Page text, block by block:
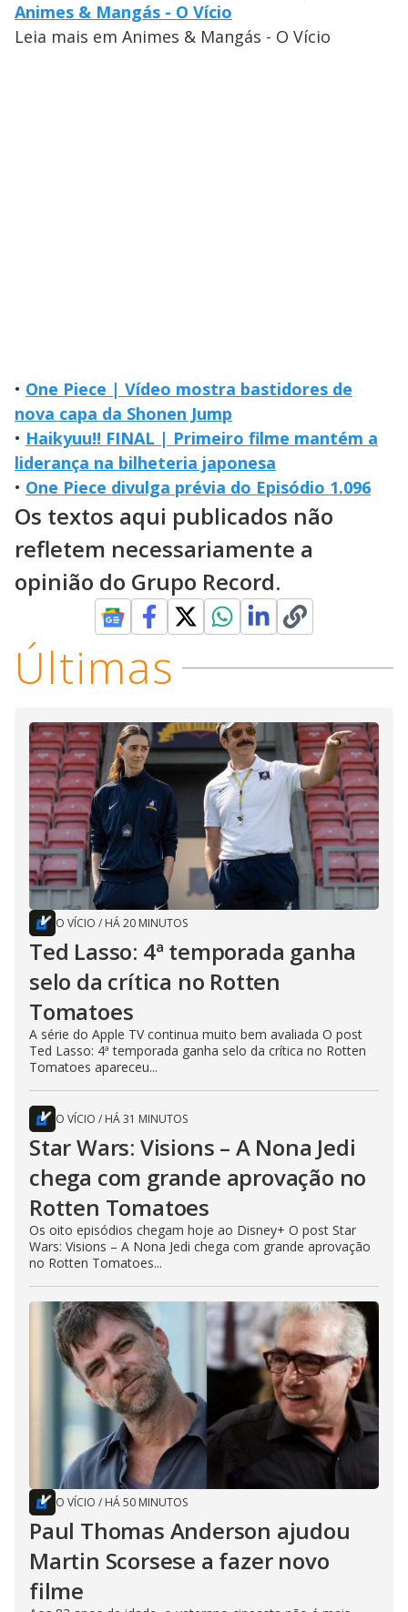
Animes & Mangás - O Vício
Leia mais em Animes & Mangás - O Vício
• One Piece | Vídeo mostra bastidores de
nova capa da Shonen Jump
• Haikyuu!! FINAL | Primeiro filme mantém a
liderança na bilheteria japonesa
• One Piece divulga prévia do Episódio 1.096
Os textos aqui publicados não
refletem necessariamente a
opinião do Grupo Record.
Últimas
O VÍCIO / HÁ 20 MINUTOS
Ted Lasso: 4ª temporada ganha
selo da crítica no Rotten
Tomatoes
A série do Apple TV continua muito bem avaliada O post
Ted Lasso: 4ª temporada ganha selo da crítica no Rotten
Tomatoes apareceu...
O VÍCIO / HÁ 31 MINUTOS
Star Wars: Visions – A Nona Jedi
chega com grande aprovação no
Rotten Tomatoes
Os oito episódios chegam hoje ao Disney+ O post Star
Wars: Visions – A Nona Jedi chega com grande aprovação
no Rotten Tomatoes...
O VÍCIO / HÁ 50 MINUTOS
Paul Thomas Anderson ajudou
Martin Scorsese a fazer novo
filme